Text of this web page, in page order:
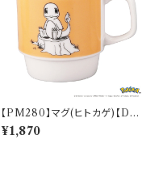
【PM280】マグ(ヒトカゲ)【Dail
y Sketch】PM282-11
¥1,870